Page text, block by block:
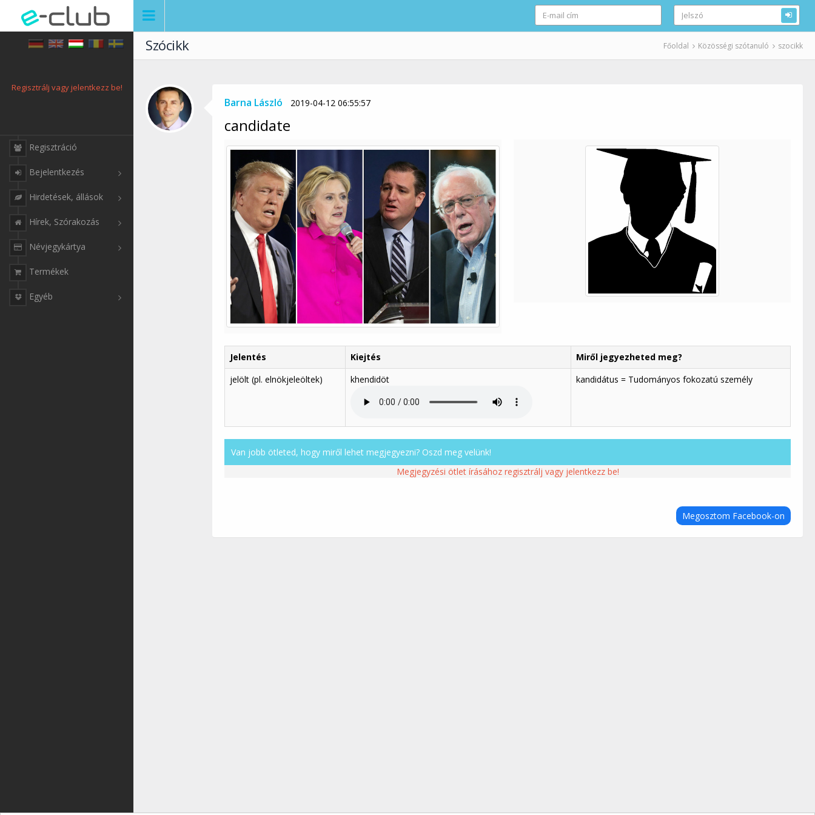
Regisztrálj vagy jelentkezz be!
Regisztráció
Bejelentkezés
Hirdetések, állások
Hírek, Szórakozás
Névjegykártya
Termékek
Egyéb
Szócikk Főoldal Közösségi szótanuló szocikk
Barna László 2019-04-12 06:55:57
candidate
Jelentés Kiejtés
Miről jegyezheted meg?
jelölt (pl. elnökjeleöltek)
khendidöt kandidátus = Tudományos fokozatú személy
Van jobb ötleted, hogy miről lehet megjegyezni? Oszd meg velünk!
Megjegyzési ötlet írásához regisztrálj vagy jelentkezz be!
Megosztom Facebook-on